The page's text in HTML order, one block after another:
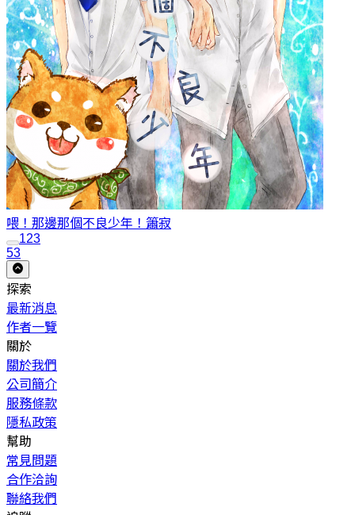
喂！那邊那個不良少年！ 簫寂
123
53
探索
最新消息
作者一覽
關於
關於我們
公司簡介
服務條款
隱私政策
幫助
常見問題
合作洽詢
聯絡我們